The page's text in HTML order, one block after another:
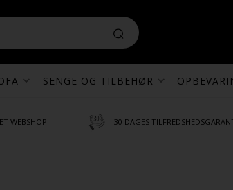
SENGE OG TILBEHØR
WEBSHOP 30 DAGES